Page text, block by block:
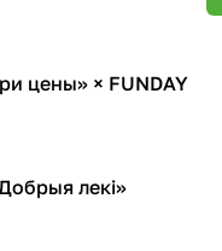
цены» × FUNDAY
лекі»